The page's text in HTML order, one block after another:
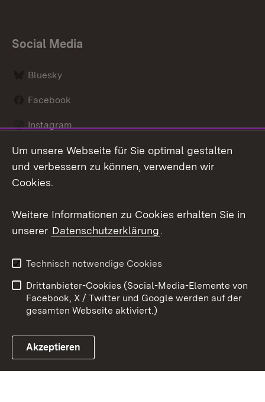
Social Media
Bluesky
Facebook
Instagram
LinkedIn
Link zum Landesportal
Datenschutz
Barrierefreiheit
Impressum
Cookies
Um unsere Webseite für Sie optimal gestalten
und verbessern zu können, verwenden wir
Cookies.
Weitere Informationen zu Cookies erhalten Sie in
unserer Datenschutzerklärung.
Technisch notwendige Cookies
Drittanbieter-Cookies (Social-Media-Elemente von
Facebook, X / Twitter und Google werden auf der
gesamten Webseite aktiviert.)
Akzeptieren